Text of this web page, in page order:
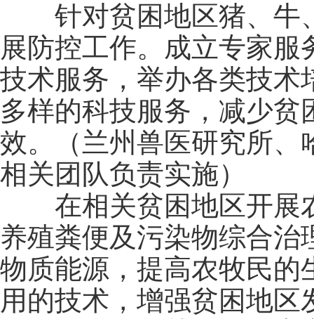
针对贫困地区猪、牛
展防控工作。成立专家
技术服务，举办各类技术
多样的科技服务，减少
效。（兰州兽医研究所、
相关团队负责实施）
在相关贫困地区开展
养殖粪便及污染物综合
物质能源，提高农牧民的
用的技术，增强贫困地